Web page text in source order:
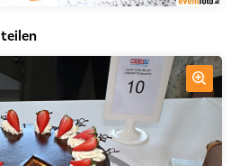
teilen